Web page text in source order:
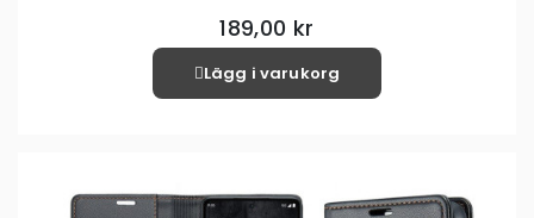
189,00 kr
Lägg i varukorg